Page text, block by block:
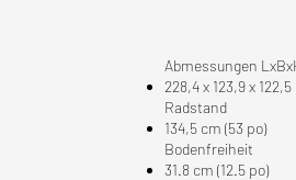
Abmessungen
228,4 x 123,9 x
Radstand
134,5 cm (53 po)
Bodenfreiheit
31.8 cm (12.5 po)